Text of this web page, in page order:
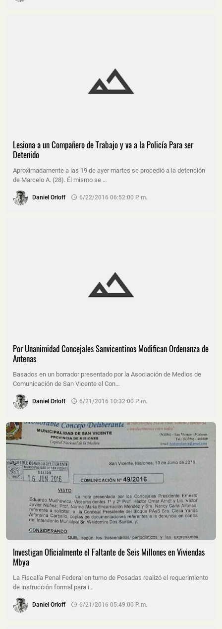
Lesiona a un Compañero de Trabajo y va a la Policía Para ser
Detenido
Aproximadamente a las 19 de ayer martes se procedió a la detención
de Marcelo A. (28). Él mismo se …
Daniel Orloff 6/22/2016 06:52:00 P. M.
Por Unanimidad Concejales Sanvicentinos Modifican Ordenanza de
Antenas
Basados en un borrador presentado por la Asociación de Medios de
Comunicación de San Vicente el Con…
Daniel Orloff 6/21/2016 10:32:00 P. M.
Investigan Oficialmente el Faltante de Seis Millones en Viviendas
Mbya
La Fiscalía Penal Federal en turno de Posadas realizó el requerimiento
de instrucción formal para i…
Daniel Orloff 6/21/2016 05:49:00 P. M.